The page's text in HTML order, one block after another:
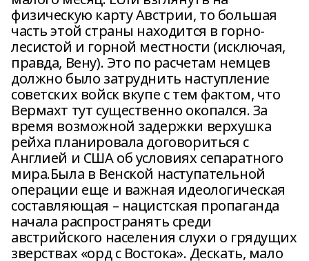
физическую карту Австрии, то большая
часть этой страны находится в горно-
лесистой и горной местности (исключая,
правда, Вену). Это по расчетам немцев
должно было затруднить наступление
советских войск вкупе с тем фактом, что
Вермахт тут существенно окопался. За
время возможной задержки верхушка
рейха планировала договориться с
Англией и США об условиях сепаратного
мира.Была в Венской наступательной
операции еще и важная идеологическая
составляющая – нацистская пропаганда
начала распространять среди
австрийского населения слухи о грядущих
зверствах «орд с Востока». Дескать, мало